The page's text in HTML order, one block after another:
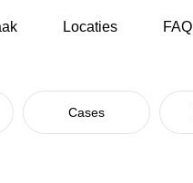
Locaties FAQ
Cases